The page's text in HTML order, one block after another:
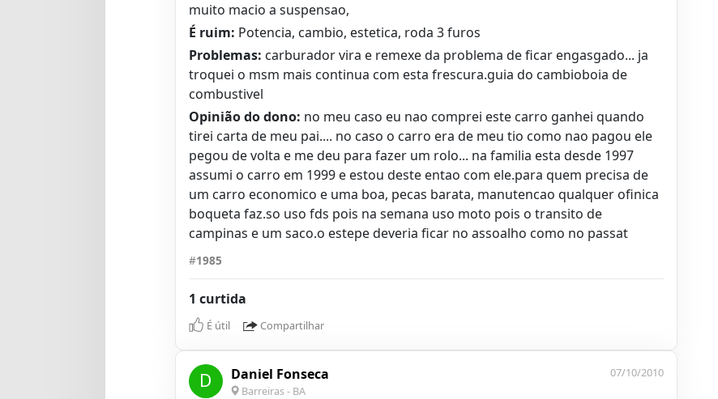
muito macio a suspensao,
É ruim: Potencia, cambio, estetica, roda 3 furos
Problemas: carburador vira e remexe da problema de ficar engasgado... ja
troquei o msm mais continua com esta frescura.guia do cambioboia de
combustivel
Opinião do dono: no meu caso eu nao comprei este carro ganhei quando
tirei carta de meu pai.... no caso o carro era de meu tio como nao pagou ele
pegou de volta e me deu para fazer um rolo... na familia esta desde 1997
assumi o carro em 1999 e estou deste entao com ele.para quem precisa de
um carro economico e uma boa, pecas barata, manutencao qualquer ofinica
boqueta faz.so uso fds pois na semana uso moto pois o transito de
campinas e um saco.o estepe deveria ficar no assoalho como no passat
#1985
1 curtida
É útil Compartilhar
D Daniel Fonseca
Barreiras - BA
07/10/2010